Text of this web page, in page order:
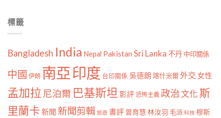
標籤
Bangladesh India Nepal Pakistan Sri Lanka 不丹 中印關係
中國 伊朗 南亞印度 台印關係 吳德朗 喀什米爾外交 女性
孟加拉 尼泊爾 巴基斯坦 影評 恐怖主義 政治文化斯
里蘭卡 新聞 新聞剪輯 旅遊 書評 曾育慧 林汝羽 毛派 科技 穆斯